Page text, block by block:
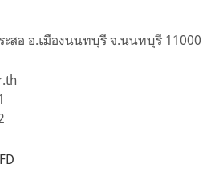
สอ อ.เมืองนนทบุรี จ.นนทบุรี 11000